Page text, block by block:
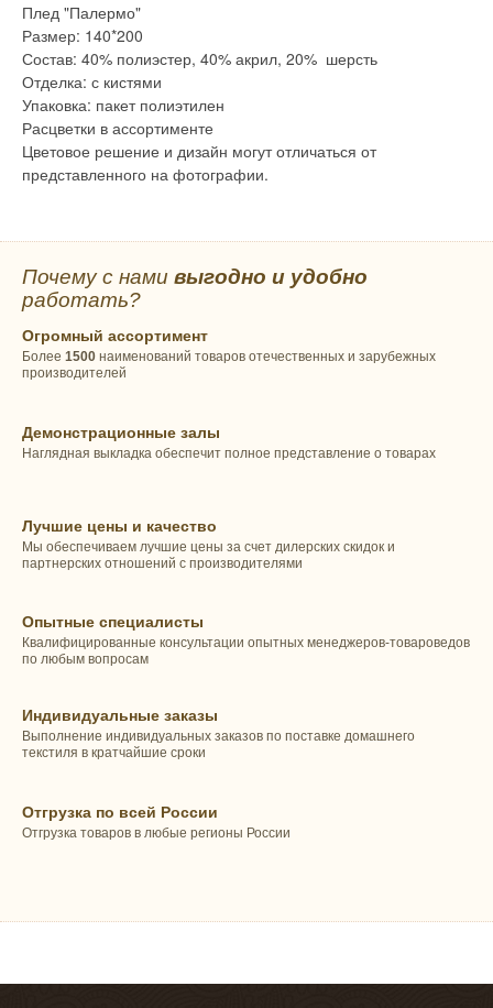
Плед "Палермо"
Размер: 140*200
Состав: 40% полиэстер, 40% акрил, 20% шерсть
Отделка: с кистями
Упаковка: пакет полиэтилен
Расцветки в ассортименте
Цветовое решение и дизайн могут отличаться от
представленного на фотографии.
Почему с нами выгодно и удобно
работать?
Огромный ассортимент
Более 1500 наименований товаров отечественных и зарубежных
производителей
Демонстрационные залы
Наглядная выкладка обеспечит полное представление о товарах
Лучшие цены и качество
Мы обеспечиваем лучшие цены за счет дилерских скидок и
партнерских отношений с производителями
Опытные специалисты
Квалифицированные консультации опытных менеджеров-товароведов
по любым вопросам
Индивидуальные заказы
Выполнение индивидуальных заказов по поставке домашнего
текстиля в кратчайшие сроки
Отгрузка по всей России
Отгрузка товаров в любые регионы России